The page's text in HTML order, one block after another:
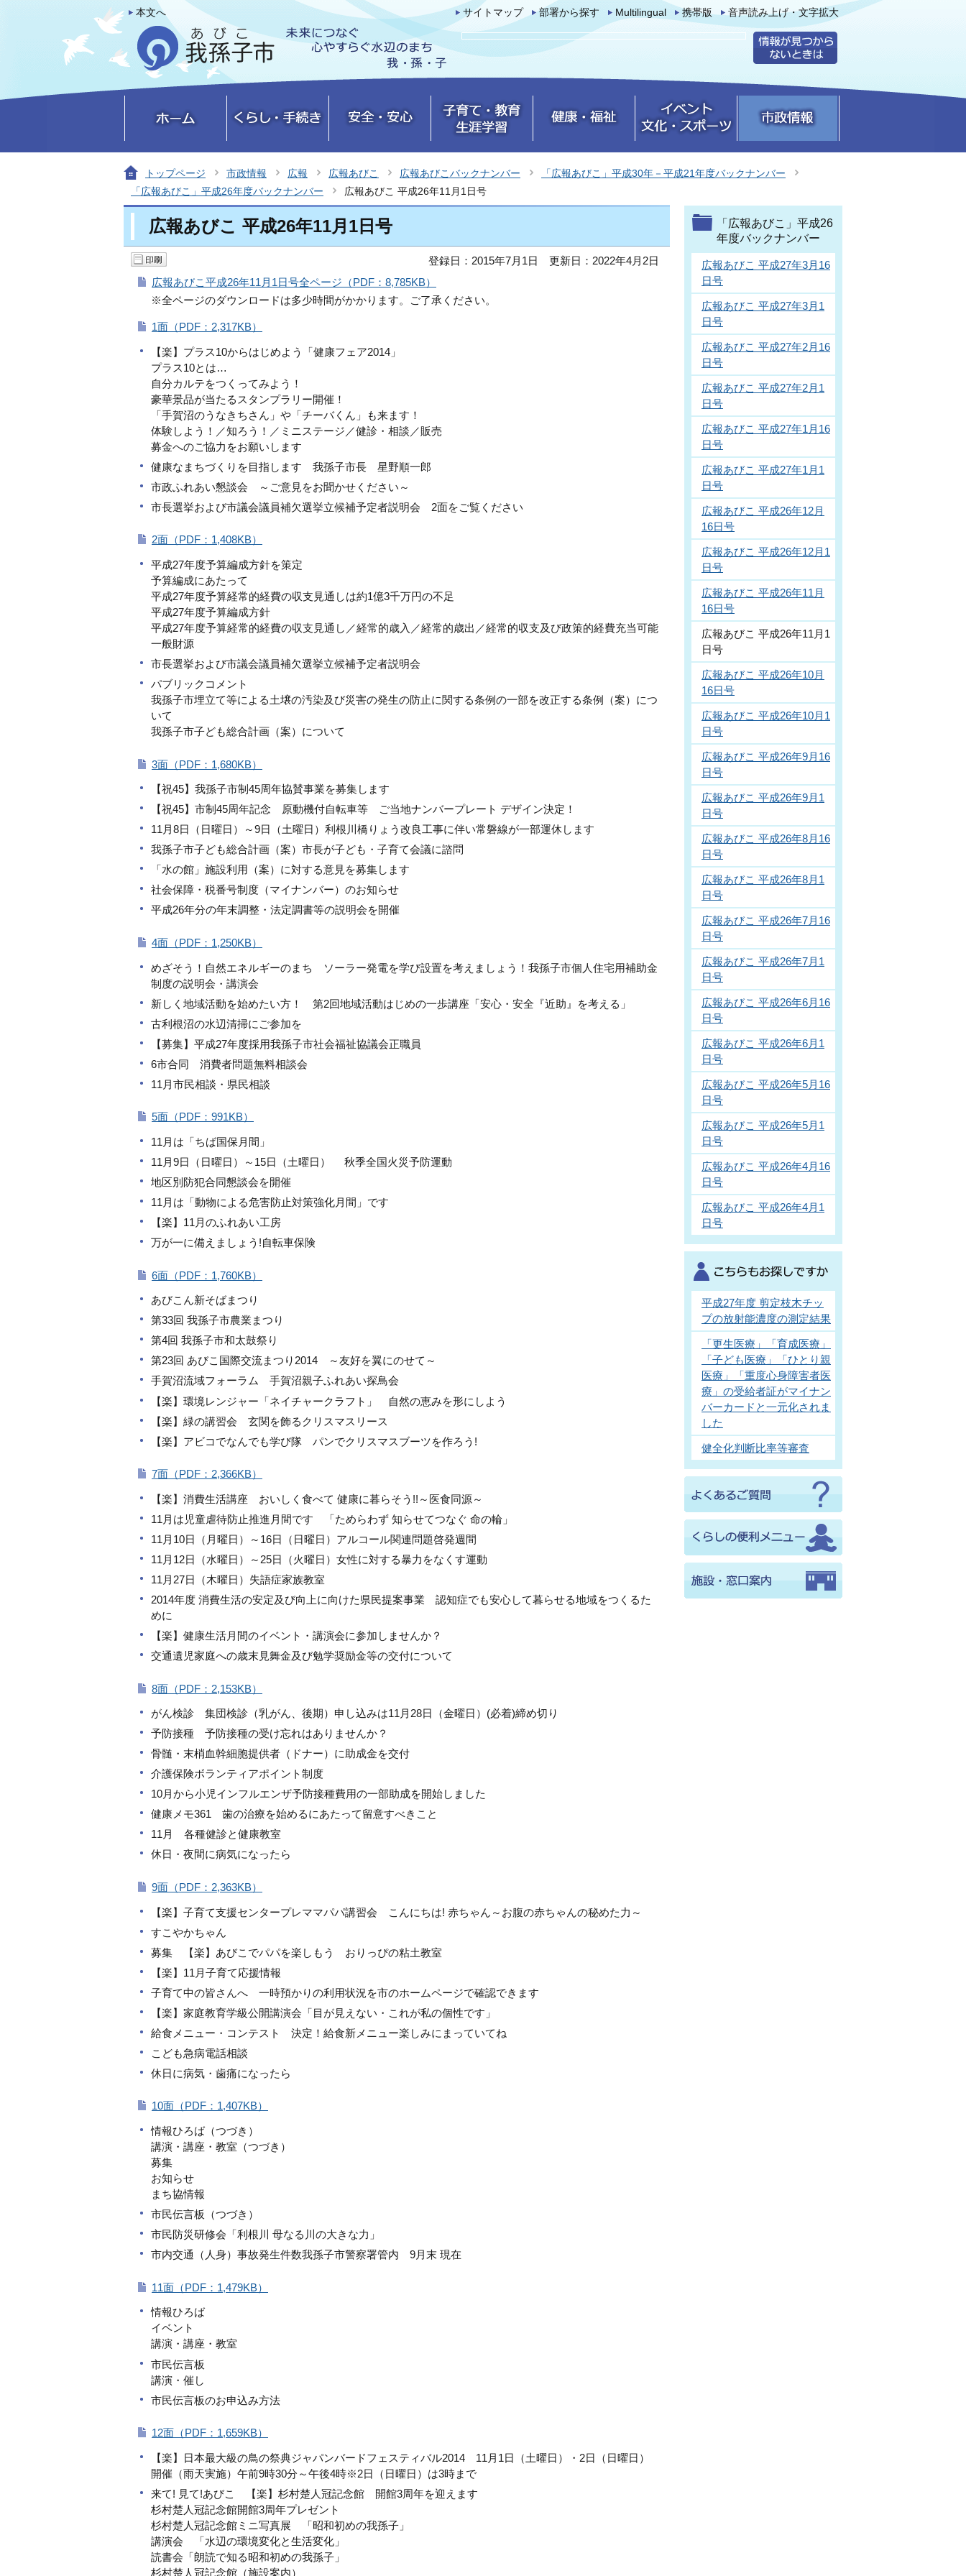
本文へ サイトマップ 部署から探す Multilingual 携帯版 音声読み上げ・文字拡大
トップページ 市政情報 広報 広報あびこ 広報あびこバックナンバー
「広報あびこ」平成30年－平成21年度バックナンバー
「広報あびこ」平成26年度バックナンバー
広報あびこ 平成26年11月1日号
広報あびこ 平成26年11月1日号
登録日：2015年7月1日
更新日：2022年4月2日
広報あびこ平成26年11月1日号全ページ（PDF：8,785KB）
※全ページのダウンロードは多少時間がかかります。ご了承ください。
1面（PDF：2,317KB）
【楽】プラス10からはじめよう「健康フェア2014」
プラス10とは…
自分カルテをつくってみよう！
豪華景品が当たるスタンプラリー開催！
「手賀沼のうなきちさん」や「チーバくん」も来ます！
体験しよう！／知ろう！／ミニステージ／健診・相談／販売
募金へのご協力をお願いします
健康なまちづくりを目指します 我孫子市長 星野順一郎
市政ふれあい懇談会 ～ご意見をお聞かせください～
市長選挙および市議会議員補欠選挙立候補予定者説明会 2面をご覧ください
2面（PDF：1,408KB）
平成27年度予算編成方針を策定
予算編成にあたって
平成27年度予算経常的経費の収支見通しは約1億3千万円の不足
平成27年度予算編成方針
平成27年度予算経常的経費の収支見通し／経常的歳入／経常的歳出／経常的収支及び政策的経費充当可能
一般財源
市長選挙および市議会議員補欠選挙立候補予定者説明会
パブリックコメント
我孫子市埋立て等による土壌の汚染及び災害の発生の防止に関する条例の一部を改正する条例（案）につ
いて
我孫子市子ども総合計画（案）について
3面（PDF：1,680KB）
【祝45】我孫子市制45周年協賛事業を募集します
【祝45】市制45周年記念 原動機付自転車等 ご当地ナンバープレート デザイン決定！
11月8日（日曜日）～9日（土曜日）利根川橋りょう改良工事に伴い常磐線が一部運休します
我孫子市子ども総合計画（案）市長が子ども・子育て会議に諮問
「水の館」施設利用（案）に対する意見を募集します
社会保障・税番号制度（マイナンバー）のお知らせ
平成26年分の年末調整・法定調書等の説明会を開催
4面（PDF：1,250KB）
めざそう！自然エネルギーのまち ソーラー発電を学び設置を考えましょう！我孫子市個人住宅用補助金
制度の説明会・講演会
新しく地域活動を始めたい方！ 第2回地域活動はじめの一歩講座「安心・安全『近助』を考える」
古利根沼の水辺清掃にご参加を
【募集】平成27年度採用我孫子市社会福祉協議会正職員
6市合同 消費者問題無料相談会
11月市民相談・県民相談
5面（PDF：991KB）
11月は「ちば国保月間」
11月9日（日曜日）～15日（土曜日） 秋季全国火災予防運動
地区別防犯合同懇談会を開催
11月は「動物による危害防止対策強化月間」です
【楽】11月のふれあい工房
万が一に備えましょう!自転車保険
6面（PDF：1,760KB）
あびこん新そばまつり
第33回 我孫子市農業まつり
第4回 我孫子市和太鼓祭り
第23回 あびこ国際交流まつり2014 ～友好を翼にのせて～
手賀沼流域フォーラム 手賀沼親子ふれあい探鳥会
【楽】環境レンジャー「ネイチャークラフト」 自然の恵みを形にしよう
【楽】緑の講習会 玄関を飾るクリスマスリース
【楽】アビコでなんでも学び隊 パンでクリスマスブーツを作ろう!
7面（PDF：2,366KB）
【楽】消費生活講座 おいしく食べて 健康に暮らそう!!～医食同源～
11月は児童虐待防止推進月間です 「ためらわず 知らせてつなぐ 命の輪」
11月10日（月曜日）～16日（日曜日）アルコール関連問題啓発週間
11月12日（水曜日）～25日（火曜日）女性に対する暴力をなくす運動
11月27日（木曜日）失語症家族教室
2014年度 消費生活の安定及び向上に向けた県民提案事業 認知症でも安心して暮らせる地域をつくるた
めに
【楽】健康生活月間のイベント・講演会に参加しませんか？
交通遺児家庭への歳末見舞金及び勉学奨励金等の交付について
8面（PDF：2,153KB）
がん検診 集団検診（乳がん、後期）申し込みは11月28日（金曜日）(必着)締め切り
予防接種 予防接種の受け忘れはありませんか？
骨髄・末梢血幹細胞提供者（ドナー）に助成金を交付
介護保険ボランティアポイント制度
10月から小児インフルエンザ予防接種費用の一部助成を開始しました
健康メモ361 歯の治療を始めるにあたって留意すべきこと
11月 各種健診と健康教室
休日・夜間に病気になったら
9面（PDF：2,363KB）
【楽】子育て支援センタープレママパパ講習会 こんにちは! 赤ちゃん～お腹の赤ちゃんの秘めた力～
すこやかちゃん
募集 【楽】あびこでパパを楽しもう おりっぴの粘土教室
【楽】11月子育て応援情報
子育て中の皆さんへ 一時預かりの利用状況を市のホームページで確認できます
【楽】家庭教育学級公開講演会「目が見えない・これが私の個性です」
給食メニュー・コンテスト 決定！給食新メニュー楽しみにまっていてね
こども急病電話相談
休日に病気・歯痛になったら
10面（PDF：1,407KB）
情報ひろば（つづき）
講演・講座・教室（つづき）
募集
お知らせ
まち協情報
市民伝言板（つづき）
市民防災研修会「利根川 母なる川の大きな力」
市内交通（人身）事故発生件数我孫子市警察署管内 9月末 現在
11面（PDF：1,479KB）
情報ひろば
イベント
講演・講座・教室
市民伝言板
講演・催し
市民伝言板のお申込み方法
12面（PDF：1,659KB）
【楽】日本最大級の鳥の祭典ジャパンバードフェスティバル2014 11月1日（土曜日）・2日（日曜日）
開催（雨天実施）午前9時30分～午後4時※2日（日曜日）は3時まで
来て! 見て!あびこ 【楽】杉村楚人冠記念館 開館3周年を迎えます
杉村楚人冠記念館開館3周年プレゼント
杉村楚人冠記念館ミニ写真展 「昭和初めの我孫子」
講演会 「水辺の環境変化と生活変化」
読書会「朗読で知る昭和初めの我孫子」
杉村楚人冠記念館（施設案内）
「広報あびこ」平成26
年度バックナンバー
広報あびこ 平成27年3月16
日号
広報あびこ 平成27年3月1
日号
広報あびこ 平成27年2月16
日号
広報あびこ 平成27年2月1
日号
広報あびこ 平成27年1月16
日号
広報あびこ 平成27年1月1
日号
広報あびこ 平成26年12月
16日号
広報あびこ 平成26年12月1
日号
広報あびこ 平成26年11月
16日号
広報あびこ 平成26年11月1
日号
広報あびこ 平成26年10月
16日号
広報あびこ 平成26年10月1
日号
広報あびこ 平成26年9月16
日号
広報あびこ 平成26年9月1
日号
広報あびこ 平成26年8月16
日号
広報あびこ 平成26年8月1
日号
広報あびこ 平成26年7月16
日号
広報あびこ 平成26年7月1
日号
広報あびこ 平成26年6月16
日号
広報あびこ 平成26年6月1
日号
広報あびこ 平成26年5月16
日号
広報あびこ 平成26年5月1
日号
広報あびこ 平成26年4月16
日号
広報あびこ 平成26年4月1
日号
平成27年度 剪定枝木チッ
プの放射能濃度の測定結果
「更生医療」「育成医療」
「子ども医療」「ひとり親
医療」「重度心身障害者医
療」の受給者証がマイナン
バーカードと一元化されま
した
健全化判断比率等審査